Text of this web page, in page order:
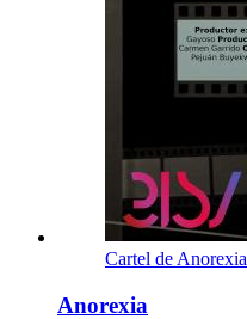
Cartel de Anorexia
Anorexia